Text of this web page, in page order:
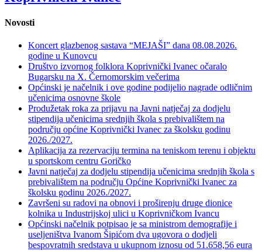
Novosti
Koncert glazbenog sastava “MEJAŠI” dana 08.08.2026.
godine u Kunovcu
Društvo izvornog folklora Koprivnički Ivanec očaralo
Bugarsku na X. Černomorskim večerima
Općinski je načelnik i ove godine podijelio nagrade odličnim
učenicima osnovne škole
Produžetak roka za prijavu na Javni natječaj za dodjelu
stipendija učenicima srednjih škola s prebivalištem na
području općine Koprivnički Ivanec za školsku godinu
2026./2027.
Aplikacija za rezervaciju termina na teniskom terenu i objektu
u sportskom centru Goričko
Javni natječaj za dodjelu stipendija učenicima srednjih škola s
prebivalištem na području Općine Koprivnički Ivanec za
školsku godinu 2026./2027.
Završeni su radovi na obnovi i proširenju druge dionice
kolnika u Industrijskoj ulici u Koprivničkom Ivancu
Općinski načelnik potpisao je sa ministrom demografije i
useljeništva Ivanom Šipićom dva ugovora o dodjeli
bespovratnih sredstava u ukupnom iznosu od 51.658,56 eura